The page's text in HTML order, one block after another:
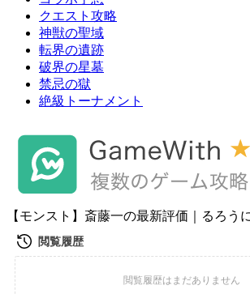
クエスト攻略
神獣の聖域
転界の遺跡
破界の星墓
禁忌の獄
絶級トーナメント
【モンスト】斎藤一の最新評価｜るろう